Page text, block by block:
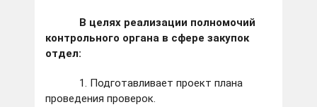
В целях реализации полномочий
контрольного органа в сфере закупок
отдел:
1. Подготавливает проект плана
проведения проверок.